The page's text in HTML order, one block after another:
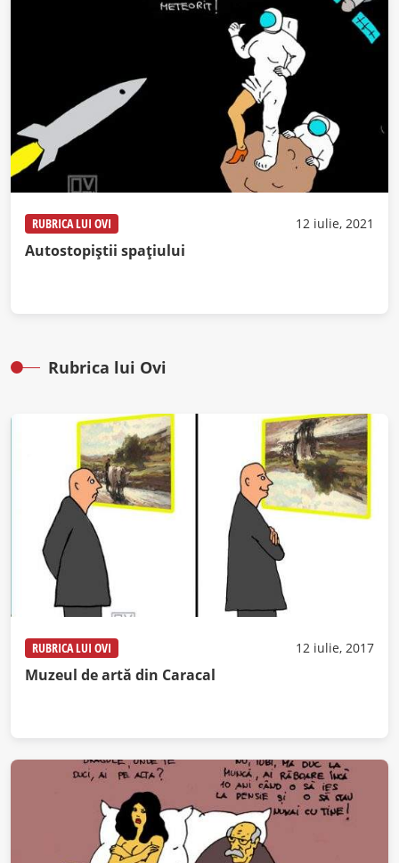
RUBRICA LUI OVI 12 iulie, 2021
Autostopiștii spațiului
Rubrica lui Ovi
RUBRICA LUI OVI 12 iulie, 2017
Muzeul de artă din Caracal